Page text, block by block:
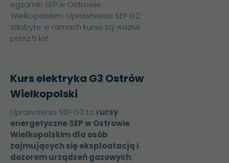
egzamin SEP w Ostrowie
Wielkopolskim. Uprawnienia SEP G2
zdobyte w ramach kursu są ważne
przez 5 lat.
Kurs elektryka G3 Ostrów
Wielkopolski
Uprawnienia SEP G3 to kursy
energetyczne SEP w Ostrowie
Wielkopolskim dla osób
zajmujących się eksploatacją i
dozorem urządzeń gazowych,